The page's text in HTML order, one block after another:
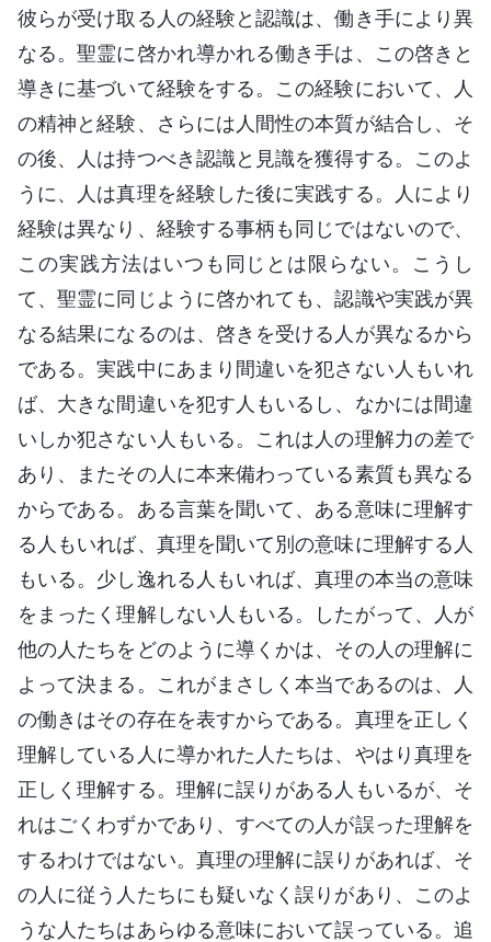
彼らが受け取る人の経験と認識は、働き手により異
なる。聖霊に啓かれ導かれる働き手は、この啓きと
導きに基づいて経験をする。この経験において、人
の精神と経験、さらには人間性の本質が結合し、そ
の後、人は持つべき認識と見識を獲得する。このよ
うに、人は真理を経験した後に実践する。人により
経験は異なり、経験する事柄も同じではないので、
この実践方法はいつも同じとは限らない。こうし
て、聖霊に同じように啓かれても、認識や実践が異
なる結果になるのは、啓きを受ける人が異なるから
である。実践中にあまり間違いを犯さない人もいれ
ば、大きな間違いを犯す人もいるし、なかには間違
いしか犯さない人もいる。これは人の理解力の差で
あり、またその人に本来備わっている素質も異なる
からである。ある言葉を聞いて、ある意味に理解す
る人もいれば、真理を聞いて別の意味に理解する人
もいる。少し逸れる人もいれば、真理の本当の意味
をまったく理解しない人もいる。したがって、人が
他の人たちをどのように導くかは、その人の理解に
よって決まる。これがまさしく本当であるのは、人
の働きはその存在を表すからである。真理を正しく
理解している人に導かれた人たちは、やはり真理を
正しく理解する。理解に誤りがある人もいるが、そ
れはごくわずかであり、すべての人が誤った理解を
するわけではない。真理の理解に誤りがあれば、そ
の人に従う人たちにも疑いなく誤りがあり、このよ
うな人たちはあらゆる意味において誤っている。追